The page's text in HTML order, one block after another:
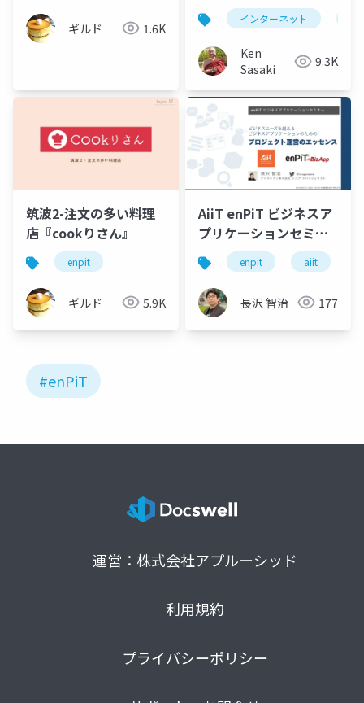
ギルド 1.6K
インターネット
Ken
Sasaki
9.3K
筑波2-注文の多い料理
店『cookりさん』
enpit
ギルド 5.9K
AiiT enPiT ビジネスア
プリケーションセミナ
ー資料 enpit aiit
長沢 智治 177
#enPiT
運営：株式会社アプルーシッド
利用規約
プライバシーポリシー